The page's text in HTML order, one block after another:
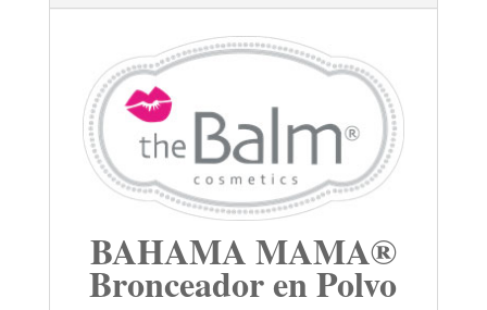
BAHAMA MAMA®
Bronceador en Polvo